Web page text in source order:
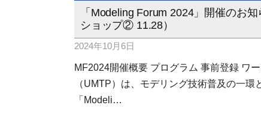
「Modeling Forum 2024」開催のお
ショップ② 11.28）
2024年10月6日
MF2024開催概要 プログラム 事前登録 ワ
（UMTP）は、モデリング技術普及の一
「Modeli…